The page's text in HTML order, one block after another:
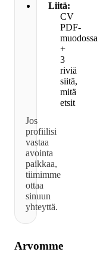
Liitä:
CV
PDF-
muodossa
+
3
riviä
siitä,
mitä
etsit
Jos
profiilisi
vastaa
avointa
paikkaa,
tiimimme
ottaa
sinuun
yhteyttä.
Arvomme